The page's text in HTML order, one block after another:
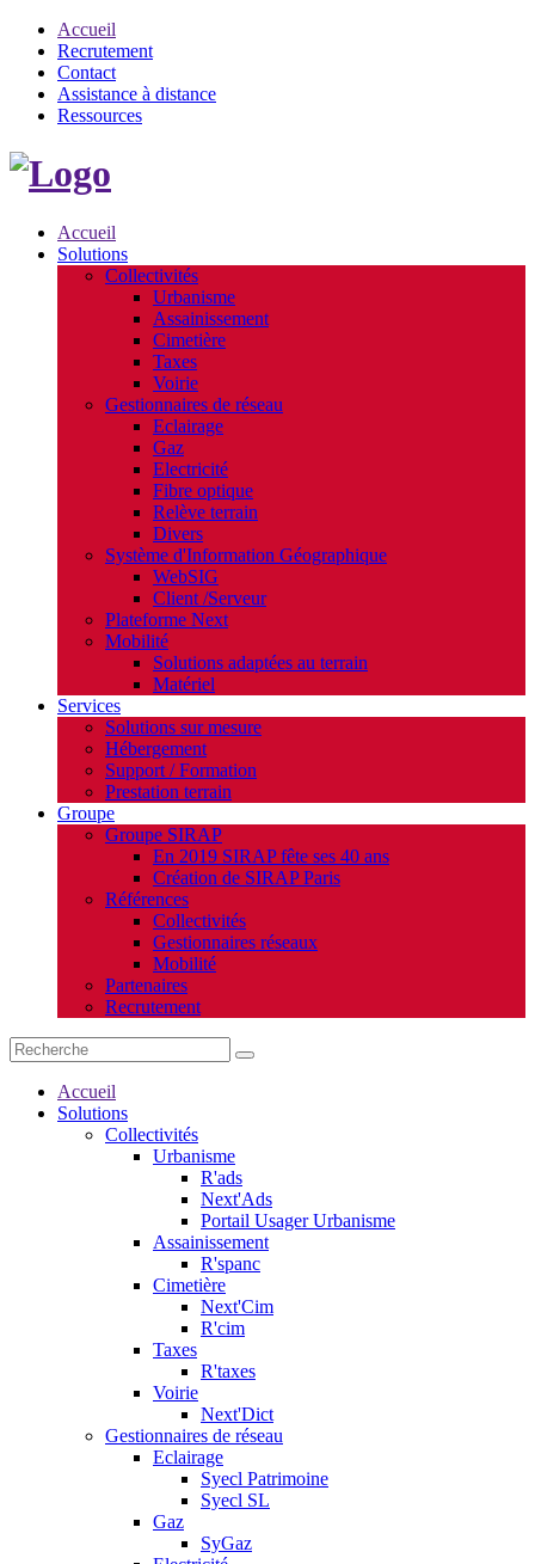
Accueil
Recrutement
Contact
Assistance à distance
Ressources
Accueil
Solutions
Collectivités
Urbanisme
Assainissement
Cimetière
Taxes
Voirie
Gestionnaires de réseau
Eclairage
Gaz
Electricité
Fibre optique
Relève terrain
Divers
Système d'Information Géographique
WebSIG
Client /Serveur
Plateforme Next
Mobilité
Solutions adaptées au terrain
Matériel
Services
Solutions sur mesure
Hébergement
Support / Formation
Prestation terrain
Groupe
Groupe SIRAP
En 2019 SIRAP fête ses 40 ans
Création de SIRAP Paris
Références
Collectivités
Gestionnaires réseaux
Mobilité
Partenaires
Recrutement
Accueil
Solutions
Collectivités
Urbanisme
R'ads
Next'Ads
Portail Usager Urbanisme
Assainissement
R'spanc
Cimetière
Next'Cim
R'cim
Taxes
R'taxes
Voirie
Next'Dict
Gestionnaires de réseau
Eclairage
Syecl Patrimoine
Syecl SL
Gaz
SyGaz